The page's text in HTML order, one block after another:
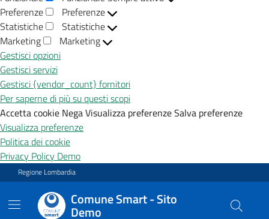
Preferenze
Preferenze
Statistiche
Statistiche
Marketing
Marketing
Gestisci opzioni
Gestisci servizi
Gestisci {vendor_count} fornitori
Per saperne di più su questi scopi
Accetta cookie NegaVisualizza preferenzeSalva preferenze
Visualizza preferenze
Politica dei cookie
Privacy Policy Demo
Vai ai contenuti
Vai al footer
Regione Lombardia
Comune Smart - Sito
Demo